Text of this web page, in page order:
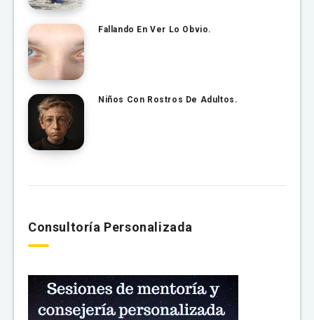
Fallando En Ver Lo Obvio.
Niños Con Rostros De Adultos.
Consultoría Personalizada